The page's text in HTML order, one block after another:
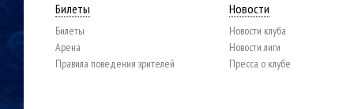
Билеты
Билеты
Арена
Правила поведения зрителей
Новости
Новости клуба
Новости лиги
Пресса о клубе